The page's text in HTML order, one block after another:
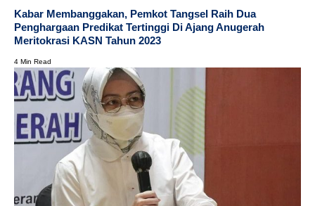
Kabar Membanggakan, Pemkot Tangsel Raih Dua
Penghargaan Predikat Tertinggi Di Ajang Anugerah
Meritokrasi KASN Tahun 2023
4 Min Read